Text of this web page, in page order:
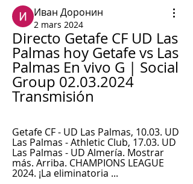
Иван Доронин
2 mars 2024
Directo Getafe CF UD Las
Palmas hoy Getafe vs Las
Palmas En vivo G | Social
Group 02.03.2024
Transmisión
Getafe CF - UD Las Palmas, 10.03. UD
Las Palmas - Athletic Club, 17.03. UD
Las Palmas - UD Almería. Mostrar
más. Arriba. CHAMPIONS LEAGUE
2024. ¡La eliminatoria ...